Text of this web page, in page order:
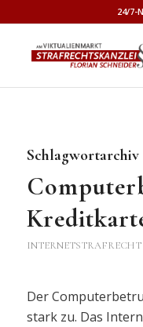
24/7-
INTERNETSTRAFRECHT
Der
stark zu. Das